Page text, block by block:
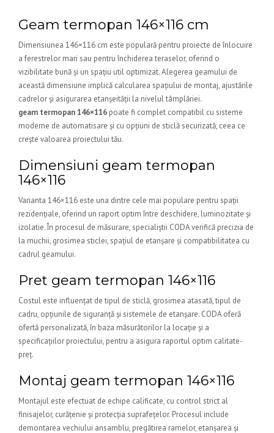
Geam termopan 146×116 cm
Dimensiunea 146×116 cm este populară pentru proiecte de înlocuire
a ferestrelor mari sau pentru închiderea teraselor, oferind o
vizibilitate bună și un spațiu util optimizat. Alegerea geamului de
această dimensiune implică calcularea spațiului de montaj, ajustările
cadrelor și asigurarea etanșeității la nivelul tâmplăriei.
geam termopan 146×116 poate fi complet compatibil cu sisteme
moderne de automatisare și cu opțiuni de sticlă securizată, ceea ce
crește valoarea proiectului tău.
Dimensiuni geam termopan
146×116
Varianta 146×116 este una dintre cele mai populare pentru spații
rezidențiale, oferind un raport optim între deschidere, luminozitate și
izolatie. În procesul de măsurare, specialiștii CODA verifică precizia de
la muchii, grosimea sticlei, spațiul de etanșare și compatibilitatea cu
cadrul geamului.
Pret geam termopan 146×116
Costul este influențat de tipul de sticlă, grosimea atasată, tipul de
cadru, opțiunile de siguranță și sistemele de etanșare. CODA oferă
ofertă personalizată, în baza măsurătorilor la locație și a
specificațiilor proiectului, pentru a asigura raportul optim calitate-
preț.
Montaj geam termopan 146×116
Montajul este efectuat de echipe calificate, cu control strict al
finisajelor, curățenie și protecția suprafețelor. Procesul include
demontarea vechiului ansamblu, pregătirea ramelor, etanșarea și